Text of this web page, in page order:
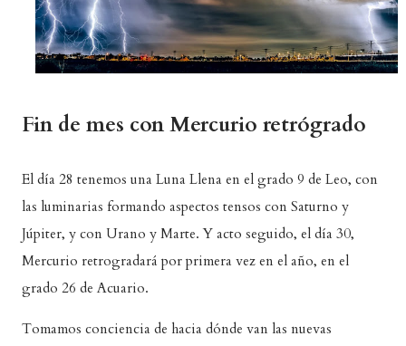
Fin de mes con Mercurio retrógrado
El día 28 tenemos una Luna Llena en el grado 9 de Leo, con
las luminarias formando aspectos tensos con Saturno y
Júpiter, y con Urano y Marte. Y acto seguido, el día 30,
Mercurio retrogradará por primera vez en el año, en el
grado 26 de Acuario.
Tomamos conciencia de hacia dónde van las nuevas